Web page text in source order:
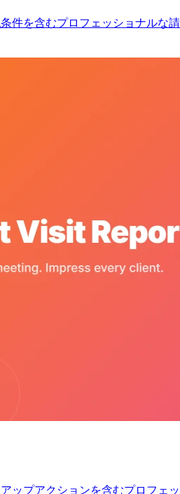
件を含むプロフェッショナルな請
ップアクションを含むプロフェッ